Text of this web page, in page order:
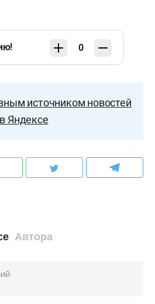
0
источником новостей
в Яндексе
Автора